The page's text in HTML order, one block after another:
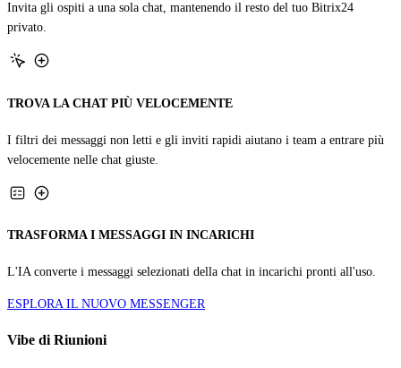
Invita gli ospiti a una sola chat, mantenendo il resto del tuo Bitrix24
privato.
TROVA LA CHAT PIÙ VELOCEMENTE
I filtri dei messaggi non letti e gli inviti rapidi aiutano i team a entrare più
velocemente nelle chat giuste.
TRASFORMA I MESSAGGI IN INCARICHI
L'IA converte i messaggi selezionati della chat in incarichi pronti all'uso.
ESPLORA IL NUOVO MESSENGER
Vibe di Riunioni